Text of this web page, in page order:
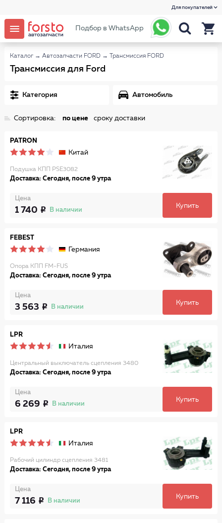
Для покупателей
Подбор в WhatsApp
Каталог → Автозапчасти FORD → Трансмиссия FORD
Трансмиссия для Ford
Категория Автомобиль
Сортировка: по цене сроку доставки
PATRON
Китай
Подушка КПП PSE3082
Доставка: Сегодня, после 9 утра
Цена
1 740 В наличии
Купить
FEBEST
Германия
Опора КПП FM-FUS
Доставка: Сегодня, после 9 утра
Цена
3 563 В наличии
Купить
LPR
Италия
Центральный выключатель сцепления 3480
Доставка: Сегодня, после 9 утра
Цена
6 269 В наличии
Купить
LPR
Италия
Рабочий цилиндр сцепления 3481
Доставка: Сегодня, после 9 утра
Цена
7 116 В наличии
Купить